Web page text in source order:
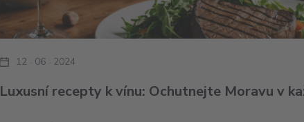
Luxusní recepty k vínu: Ochutnejte Moravu v
12 06 2024